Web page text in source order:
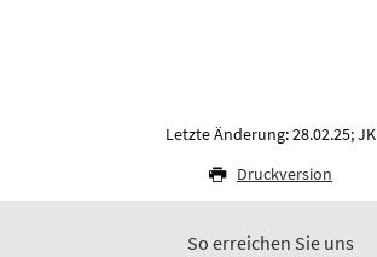
Letzte Änderung: 28.02.25; JK
Druckversion
So erreichen Sie uns